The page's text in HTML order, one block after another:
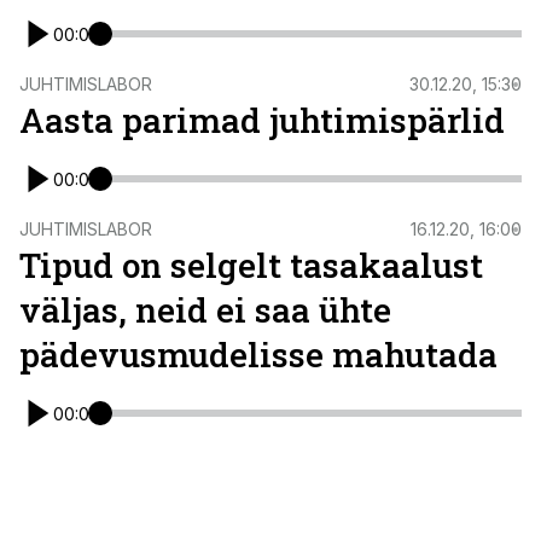
00:00
JUHTIMISLABOR 30.12.20, 15:30
Aasta parimad juhtimispärlid
00:00
JUHTIMISLABOR 16.12.20, 16:00
Tipud on selgelt tasakaalust
väljas, neid ei saa ühte
pädevusmudelisse mahutada
00:00